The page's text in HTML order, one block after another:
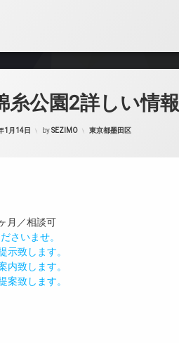
糸公園2詳しい情報
1月14日 bySEZIMO カテゴリー:
東京都墨田区
月／相談可
さいませ。
示致します。
内致します。
案致します。